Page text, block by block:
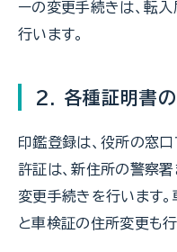
ーの変更手続きは、転
行います。
2. 各種証明書
印鑑登録は、役所の窓
許証は、新住所の警察
変更手続きを行います
と車検証の住所変更も行